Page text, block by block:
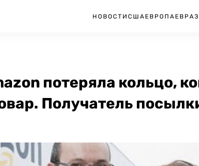
НОВОСТИ США ЕВРОПА
потеряла кольцо,
Получатель